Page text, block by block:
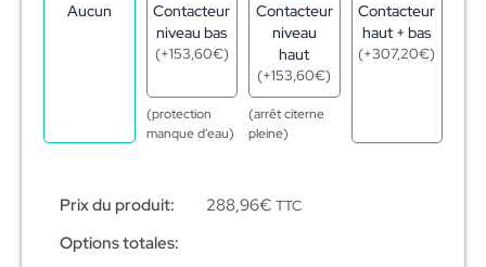
Aucun
Contacteur
niveau bas
(+153,60€)
(protection
manque d'eau)
Contacteur
niveau
haut
(+153,60€)
(arrêt citerne
pleine)
Contacteur
haut + bas
(+307,20€)
Prix du produit: 288,96€ TTC
Options totales: